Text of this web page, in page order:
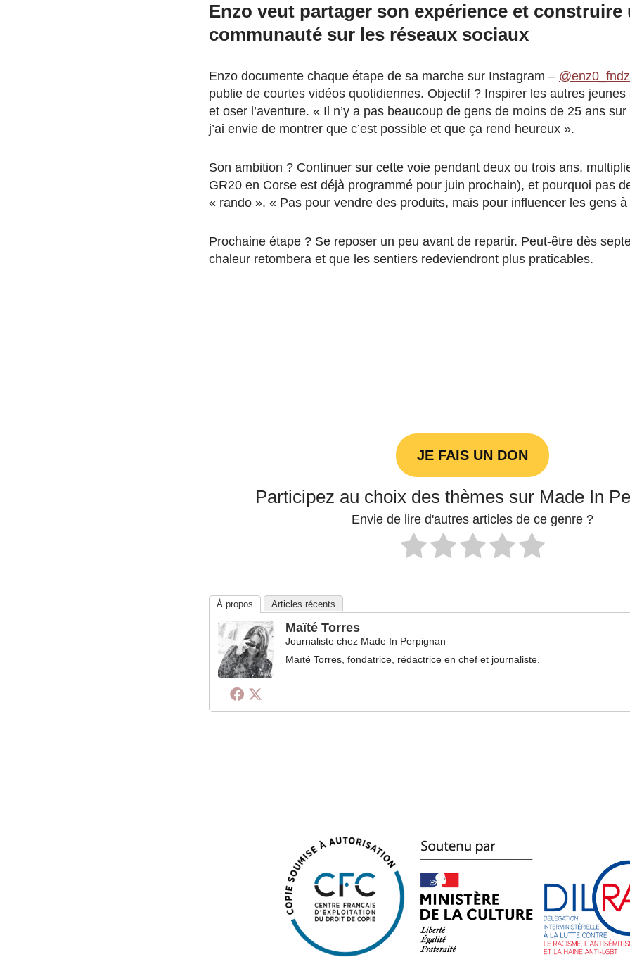
Enzo veut partager son expérience et construire
communauté sur les réseaux sociaux
Enzo documente chaque étape de sa marche sur Instagram – @enz0_fndz
publie de courtes vidéos quotidiennes. Objectif ? Inspirer les autres
et oser l’aventure. « Il n’y a pas beaucoup de gens de moins de 25 ans
j’ai envie de montrer que c’est possible et que ça rend heureux ».
Son ambition ? Continuer sur cette voie pendant deux ou trois ans,
GR20 en Corse est déjà programmé pour juin prochain), et pourquoi pas
« rando ». « Pas pour vendre des produits, mais pour influencer les gens à
Prochaine étape ? Se reposer un peu avant de repartir. Peut-être dès
chaleur retombera et que les sentiers redeviendront plus praticables.
JE FAIS UN DON
Participez au choix des thèmes sur Made In
Envie de lire d'autres articles de ce genre ?
À propos Articles récents
Maïté Torres
Journaliste chez Made In Perpignan
Maïté Torres, fondatrice, rédactrice en chef et journaliste.